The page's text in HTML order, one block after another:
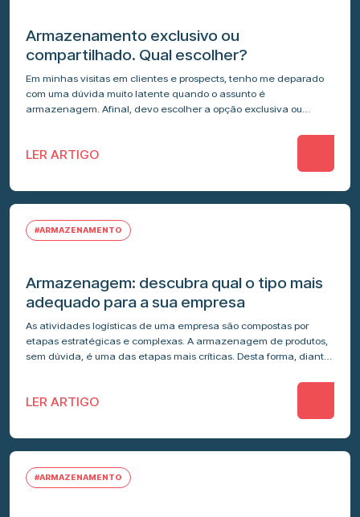
Armazenamento exclusivo ou
compartilhado. Qual escolher?
Em minhas visitas em clientes e prospects, tenho me deparado
com uma dúvida muito latente quando o assunto é
armazenagem. Afinal, devo escolher a opção exclusiva ou
LER ARTIGO
#ARMAZENAMENTO
Armazenagem: descubra qual o tipo mais
adequado para a sua empresa
As atividades logísticas de uma empresa são compostas por
etapas estratégicas e complexas. A armazenagem de produtos,
sem dúvida, é uma das etapas mais críticas. Desta forma, diante
LER ARTIGO
#ARMAZENAMENTO